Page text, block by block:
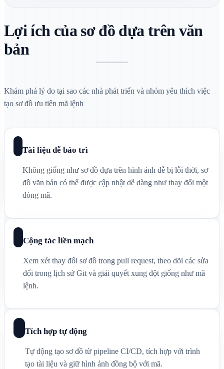
Lợi ích của sơ đồ dựa trên văn
bản
Khám phá lý do tại sao các nhà phát triển và nhóm yêu thích việc
tạo sơ đồ ưu tiên mã lệnh
Tài liệu dễ bảo trì
Không giống như sơ đồ dựa trên hình ảnh dễ bị lỗi thời, sơ
đồ văn bản có thể được cập nhật dễ dàng như thay đổi một
dòng mã.
Cộng tác liền mạch
Xem xét thay đổi sơ đồ trong pull request, theo dõi các sửa
đổi trong lịch sử Git và giải quyết xung đột giống như mã
lệnh.
Tích hợp tự động
Tự động tạo sơ đồ từ pipeline CI/CD, tích hợp với trình
tạo tài liệu và giữ hình ảnh đồng bộ với mã.